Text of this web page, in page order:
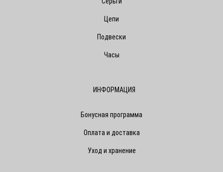
Цепи
Подвески
Часы
ИНФОРМАЦИЯ
Бонусная программа
Оплата и доставка
Уход и хранение